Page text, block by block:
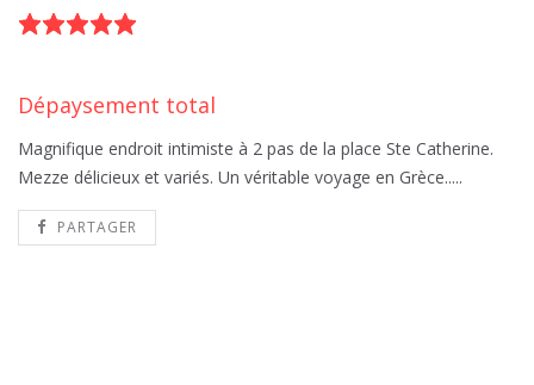
Dépaysement total
Magnifique endroit intimiste à 2 pas de la place Ste Catherine.
Mezze délicieux et variés. Un véritable voyage en Grèce.....
PARTAGER